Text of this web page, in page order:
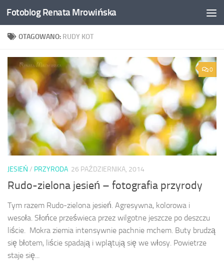
Przeskocz do treści
Fotoblog Renata Mrowińska
OTAGOWANO: RUDY KOT
0
JESIEŃ / PRZYRODA 26 PAŹDZIERNIKA, 2014
Rudo-zielona jesień – fotografia przyrody
Tym razem Rudo-zielona jesień. Agresywna, kolorowa i
wesoła. Słońce prześwieca przez wilgotne jeszcze po deszczu
liście. Mokra ziemia intensywnie pachnie mchem. Buty brudzą
się błotem, liście spadają i wplątują się we włosy. Powietrze
staje się...